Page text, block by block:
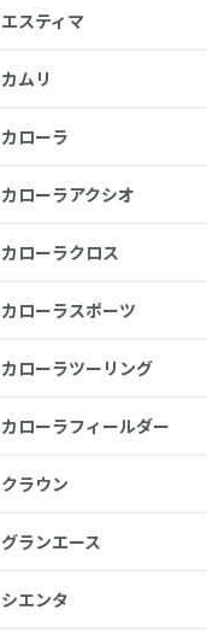
エスティマ
カムリ
カローラ
カローラアクシオ
カローラクロス
カローラスポーツ
カローラツーリング
カローラフィールダー
クラウン
グランエース
シエンタ